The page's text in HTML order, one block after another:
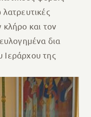
και τον
δια
Ιεράρχου της